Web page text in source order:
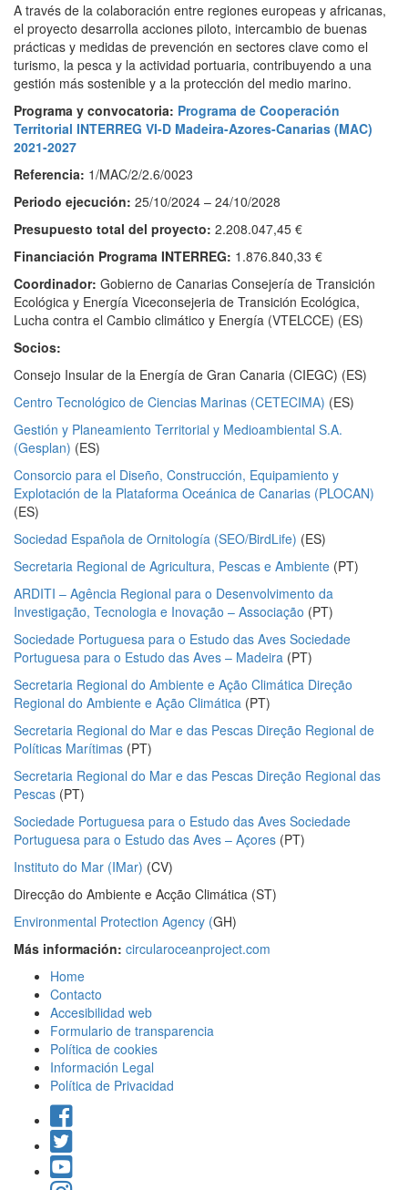
A través de la colaboración entre regiones europeas y africanas,
el proyecto desarrolla acciones piloto, intercambio de buenas
prácticas y medidas de prevención en sectores clave como el
turismo, la pesca y la actividad portuaria, contribuyendo a una
gestión más sostenible y a la protección del medio marino.
Programa y convocatoria: Programa de Cooperación
Territorial INTERREG VI-D Madeira-Azores-Canarias (MAC)
2021-2027
Referencia: 1/MAC/2/2.6/0023
Periodo ejecución: 25/10/2024 – 24/10/2028
Presupuesto total del proyecto: 2.208.047,45 €
Financiación Programa INTERREG: 1.876.840,33 €
Coordinador: Gobierno de Canarias Consejería de Transición
Ecológica y Energía Viceconsejeria de Transición Ecológica,
Lucha contra el Cambio climático y Energía (VTELCCE) (ES)
Socios:
Consejo Insular de la Energía de Gran Canaria (CIEGC) (ES)
Centro Tecnológico de Ciencias Marinas (CETECIMA) (ES)
Gestión y Planeamiento Territorial y Medioambiental S.A.
(Gesplan) (ES)
Consorcio para el Diseño, Construcción, Equipamiento y
Explotación de la Plataforma Oceánica de Canarias (PLOCAN)
(ES)
Sociedad Española de Ornitología (SEO/BirdLife) (ES)
Secretaria Regional de Agricultura, Pescas e Ambiente (PT)
ARDITI – Agência Regional para o Desenvolvimento da
Investigação, Tecnologia e Inovação – Associação (PT)
Sociedade Portuguesa para o Estudo das Aves Sociedade
Portuguesa para o Estudo das Aves – Madeira (PT)
Secretaria Regional do Ambiente e Ação Climática Direção
Regional do Ambiente e Ação Climática (PT)
Secretaria Regional do Mar e das Pescas Direção Regional de
Políticas Marítimas (PT)
Secretaria Regional do Mar e das Pescas Direção Regional das
Pescas (PT)
Sociedade Portuguesa para o Estudo das Aves Sociedade
Portuguesa para o Estudo das Aves – Açores (PT)
Instituto do Mar (IMar) (CV)
Direcção do Ambiente e Acção Climática (ST)
Environmental Protection Agency (GH)
Más información: circularoceanproject.com
Home
Contacto
Accesibilidad web
Formulario de transparencia
Política de cookies
Información Legal
Política de Privacidad